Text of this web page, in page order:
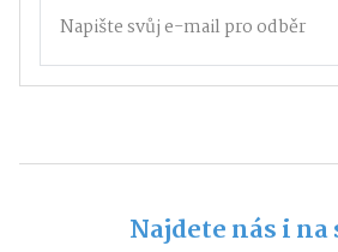
Najdete nás i